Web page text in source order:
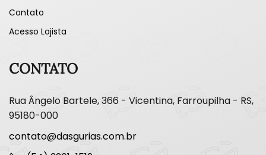
Contato
Acesso Lojista
CONTATO
Rua Ângelo Bartele, 366 - Vicentina, Farroupilha - RS,
95180-000
contato@dasgurias.com.br